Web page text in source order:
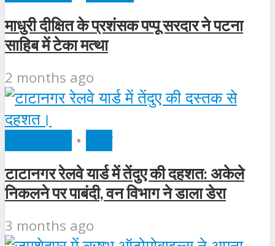
माधुरी दीक्षित के प्रशंसक पप्पू सरदार ने पटना
साहिब में टेका मत्था
2 months ago
•
टाटानगर रेलवे यार्ड में तेंदुए की दहशत: अकेले
निकलने पर पाबंदी, वन विभाग ने डाला डेरा
3 months ago